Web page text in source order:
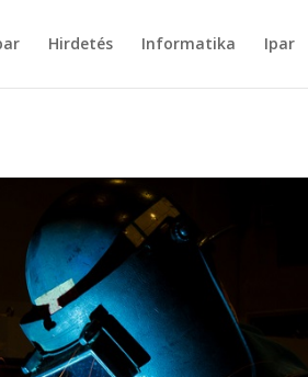
Hirdetés Informatika Ipar